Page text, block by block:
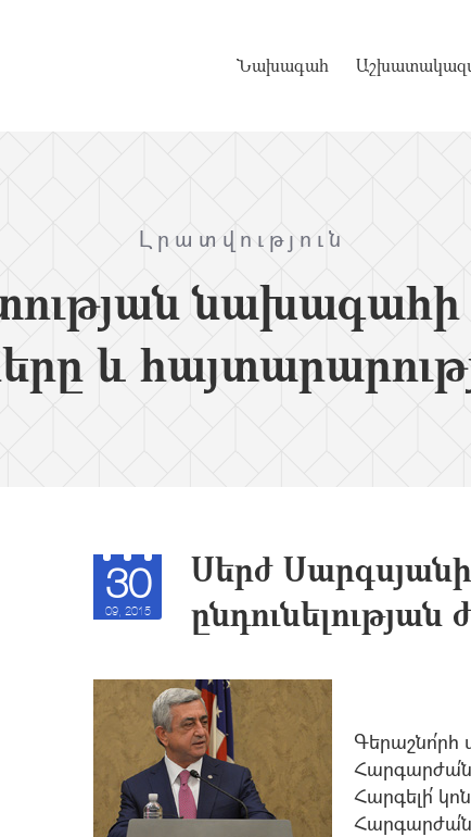
Նախագահ
Լրատվություն
նախագահի
և
30
09, 2015
Սերժ
Հարգելի՛